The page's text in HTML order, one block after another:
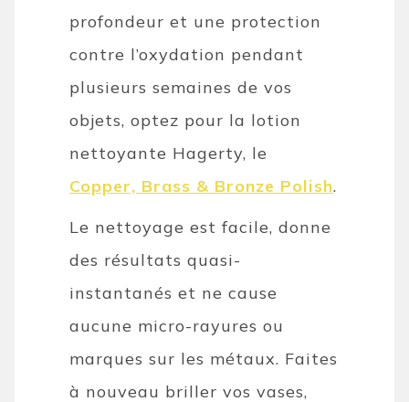
profondeur et une protection
contre l’oxydation pendant
plusieurs semaines de vos
objets, optez pour la lotion
nettoyante Hagerty, le
Copper, Brass & Bronze Polish.
Le nettoyage est facile, donne
des résultats quasi-
instantanés et ne cause
aucune micro-rayures ou
marques sur les métaux. Faites
à nouveau briller vos vases,